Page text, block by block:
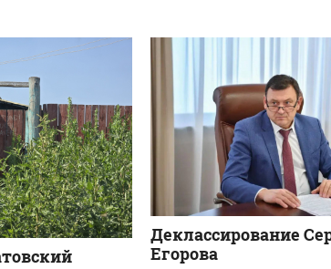
Деклассирование
Егорова